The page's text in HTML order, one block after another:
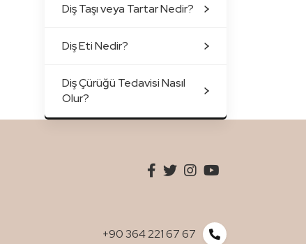
Diş Taşı veya Tartar Nedir?
Diş Eti Nedir?
Diş Çürüğü Tedavisi Nasıl
Olur?
+90 364 221 67 67